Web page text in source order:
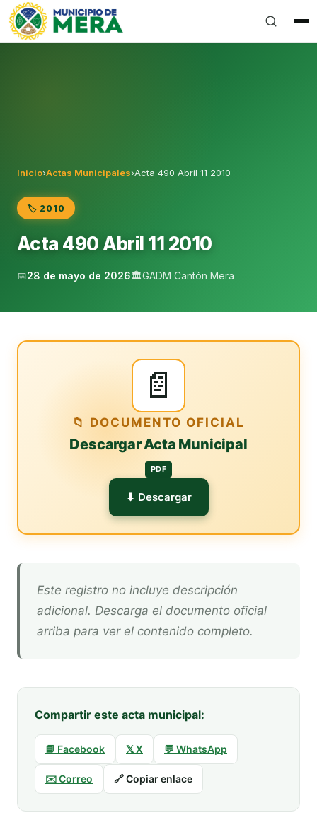
Gobierno Autónomo Descentralizado Municipal del
Inicio›Actas Municipales›Acta 490 Abril 11 2010
🏷️ 2010
Acta 490 Abril 11 2010
📅28 de mayo de 2026🏛️GADM Cantón Mera
📄
📁 DOCUMENTO OFICIAL
Descargar Acta Municipal
PDF
⬇ Descargar
Este registro no incluye descripción
adicional. Descarga el documento oficial
arriba para ver el contenido completo.
Compartir este acta municipal:
📘 Facebook 𝕏 X 💬 WhatsApp
✉️ Correo 🔗 Copiar enlace